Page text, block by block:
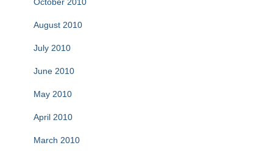
August 2010
July 2010
June 2010
May 2010
April 2010
March 2010